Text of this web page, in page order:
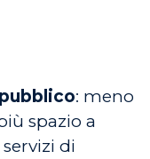
: meno
spazio a
di